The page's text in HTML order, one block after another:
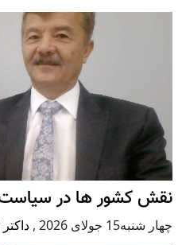
نقش کشور ها در
چهار شنبه15 جولای 2026 , داکتر